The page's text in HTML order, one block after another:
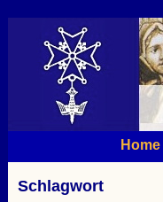
Home
Schlagwort